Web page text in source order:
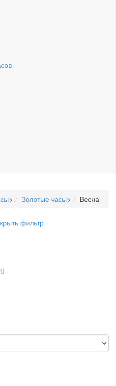
> Золотые часы> Весна
фильтр